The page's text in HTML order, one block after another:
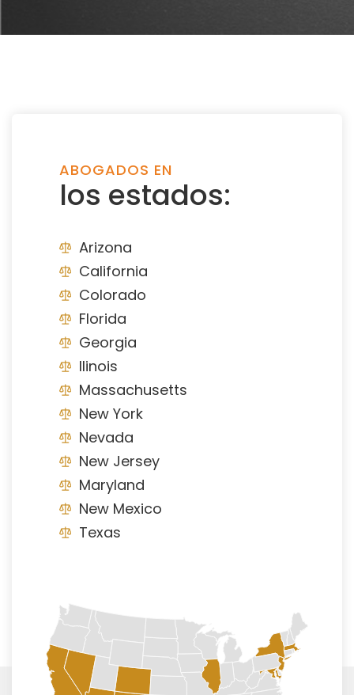
ABOGADOS EN
los estados:
Arizona
California
Colorado
Florida
Georgia
Ilinois
Massachusetts
New York
Nevada
New Jersey
Maryland
New Mexico
Texas